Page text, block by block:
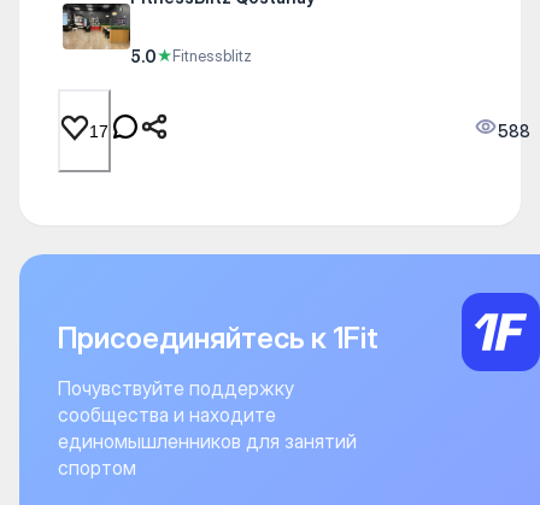
5.0★Fitnessblitz
17 588
Присоединяйтесь к 1Fit
Почувствуйте поддержку
сообщества и находите
единомышленников для занятий
спортом